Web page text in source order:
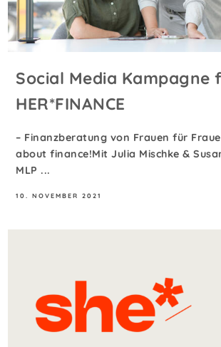
Social Media Kampagne
HER*FINANCE
– Finanzberatung von Frauen für
about finance!Mit Julia Mischke &
MLP ...
10. NOVEMBER 2021